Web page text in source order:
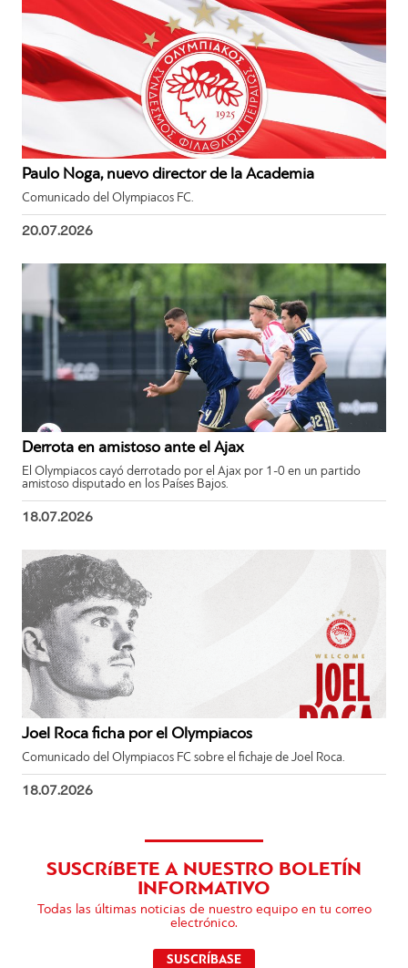
Paulo Noga, nuevo director de la Academia
Comunicado del Olympiacos FC.
20.07.2026
Derrota en amistoso ante el Ajax
El Olympiacos cayó derrotado por el Ajax por 1-0 en un partido
amistoso disputado en los Países Bajos.
18.07.2026
Joel Roca ficha por el Olympiacos
Comunicado del Olympiacos FC sobre el fichaje de Joel Roca.
18.07.2026
SUSCRíBETE A NUESTRO BOLETÍN
INFORMATIVO
Todas las últimas noticias de nuestro equipo en tu correo
electrónico.
SUSCRÍBASE